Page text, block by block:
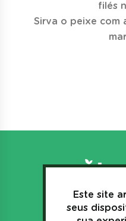
filés
Sirva o peixe com
+55(44)
Este site
seus